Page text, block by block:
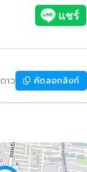
าว คัดลอกลิงก์